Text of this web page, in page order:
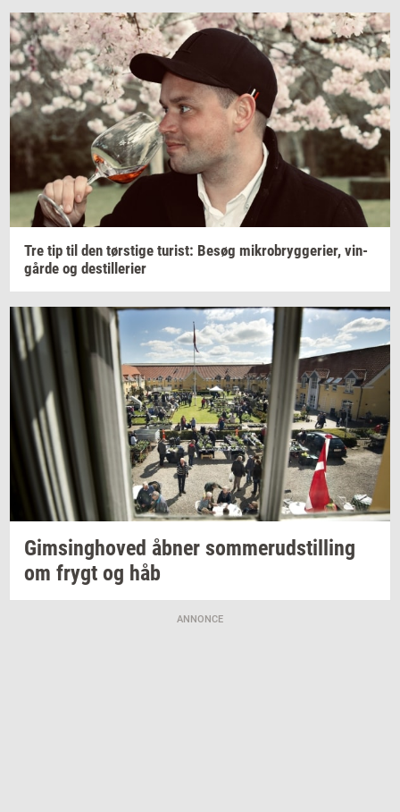
Tre tip til den tørsti­ge turist: Besøg mi­kro­bryg­ge­ri­er, vin­
går­de og destil­le­ri­er
Gims­ing­ho­ved åbner som­mer­ud­stil­ling
om frygt og håb
ANNONCE